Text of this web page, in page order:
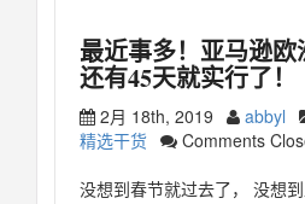
最近事多！亚马逊
还有45天就实行了！
2月 18th, 2019 abbyl
精选干货
Comments
没想到春节就过去了， 没想